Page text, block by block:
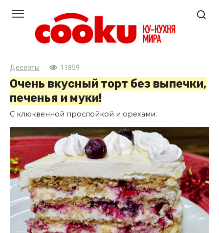
контенту
Десерты 11859
Очень вкусный торт без выпечки,
печенья и муки!
С клюквенной прослойкой и орехами.